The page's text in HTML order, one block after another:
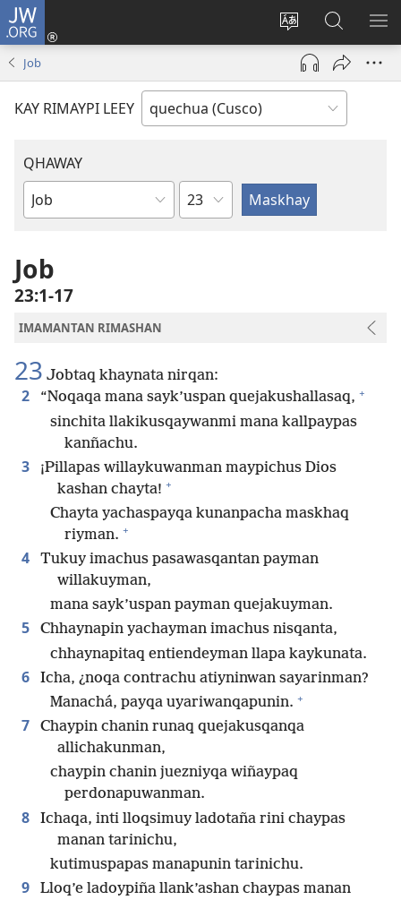
JW.ORG
Direccionpi
akllay
Sutiykiwan
jaykuy
(abre
nueva
JW.ORG
nisqapi
maskhay
Job
KAY RIMAYPI LEEY
QHAWAY
Libro
Biblia
Capítulo
Job
23:1-17
IMAMANTAN RIMASHAN
23 Jobtaq khaynata nirqan:
2 “Noqaqa mana sayk’uspan quejakushallasaq, +
sinchita llakikusqaywanmi mana kallpaypas
kanñachu.
3
¡Pillapas willaykuwanman maypichus Dios
kashan chayta! +
Chayta yachaspayqa kunanpacha maskhaq
riyman. +
4
Tukuy imachus pasawasqantan payman
willakuyman,
mana sayk’uspan payman quejakuyman.
5
Chhaynapin yachayman imachus nisqanta,
chhaynapitaq entiendeyman llapa kaykunata.
6
Icha, ¿noqa contrachu atiyninwan sayarinman?
Manachá, payqa uyariwanqapunin. +
7
Chaypin chanin runaq quejakusqanqa
allichakunman,
chaypin chanin juezniyqa wiñaypaq
perdonapuwanman.
8
Ichaqa, inti lloqsimuy ladotaña rini chaypas
manan tarinichu,
kutimuspapas manapunin tarinichu.
9
Lloq’e ladoypiña llank’ashan chaypas manan